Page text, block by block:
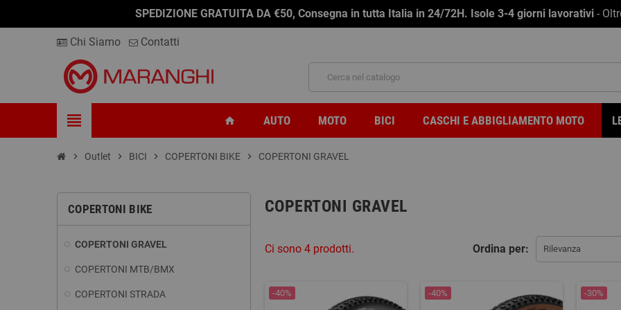
SPEDIZIONE GRATUITA DA €50, Consegna in tutta Italia in 24/72H. Isole 3-4 giorni lavorativi -
Chi Siamo Contatti
view_headline home AUTO MOTO BICI CASCHI E ABBIGLIAMENTO MOTO
chevron_right Outlet chevron_right BICI chevron_right COPERTONI BIKE chevron_right COPERTONI GRAVEL
COPERTONI BIKE
COPERTONI GRAVEL
COPERTONI MTB/BMX
COPERTONI STRADA
COPERTONI GRAVEL
Ordina per: Rilevanza
Ci sono 4 prodotti.
-40% -40% -30%